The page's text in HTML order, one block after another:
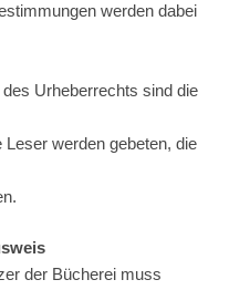
werden dabei
Urheberrechts sind die
werden gebeten, die
der Bücherei muss